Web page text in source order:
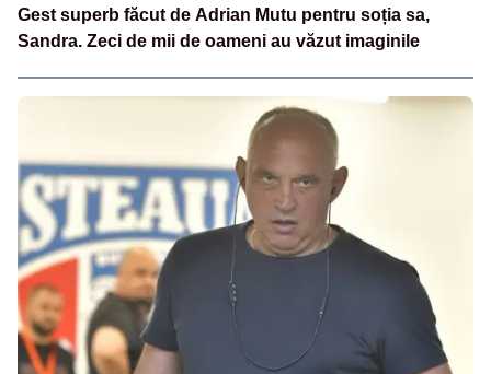
Gest superb făcut de Adrian Mutu pentru soția sa,
Sandra. Zeci de mii de oameni au văzut imaginile